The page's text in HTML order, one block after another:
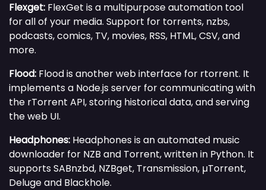
Flexget: FlexGet is a multipurpose automation tool
for all of your media. Support for torrents, nzbs,
podcasts, comics, TV, movies, RSS, HTML, CSV, and
more.
Flood: Flood is another web interface for rtorrent. It
implements a Node.js server for communicating with
the rTorrent API, storing historical data, and serving
the web UI.
Headphones: Headphones is an automated music
downloader for NZB and Torrent, written in Python. It
supports SABnzbd, NZBget, Transmission, µTorrent,
Deluge and Blackhole.